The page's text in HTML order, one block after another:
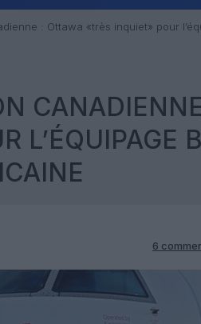
Avis d’expert
: Ottawa «très inquiet» pour
L’ÉQUIPAGE
6